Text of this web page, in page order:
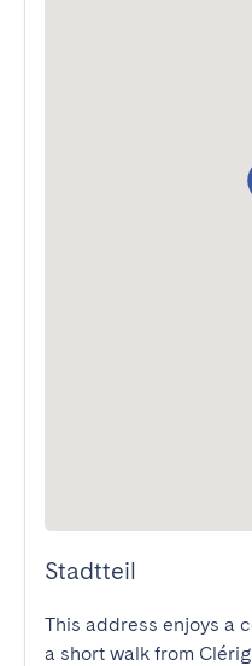
Stadtteil
This address enjoys a
a short walk from